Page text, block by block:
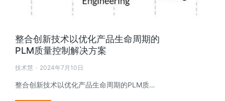
整合创新技术以优化产品生命周期的
PLM质量控制解决方案
技术慧 2024年7月10日
整合创新技术以优化产品生命周期的PLM质…